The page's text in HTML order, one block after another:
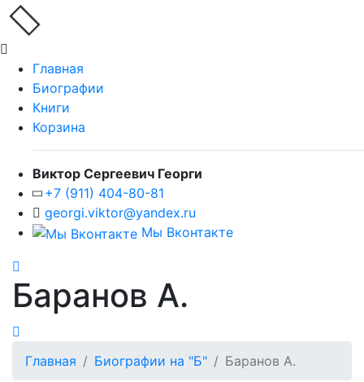
Главная
Биографии
Книги
Корзина
Виктор Сергеевич Георги
+7 (911) 404-80-81
georgi.viktor@yandex.ru
Мы Вконтакте
Баранов А.
Главная Биографии на "Б" Баранов А.